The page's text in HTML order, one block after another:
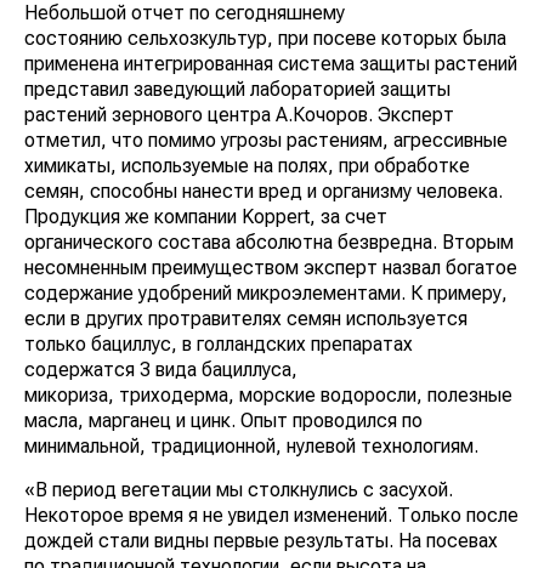
Небольшой отчет по сегодняшнему
состоянию сельхозкультур, при посеве которых была
применена интегрированная система защиты растений
представил заведующий лабораторией защиты
растений зернового центра А.Кочоров. Эксперт
отметил, что помимо угрозы растениям, агрессивные
химикаты, используемые на полях, при обработке
семян, способны нанести вред и организму человека.
Продукция же компании Koppert, за счет
органического состава абсолютна безвредна. Вторым
несомненным преимуществом эксперт назвал богатое
содержание удобрений микроэлементами. К примеру,
если в других протравителях семян используется
только бациллус, в голландских препаратах
содержатся 3 вида бациллуса,
микориза, триходерма, морские водоросли, полезные
масла, марганец и цинк. Опыт проводился по
минимальной, традиционной, нулевой технологиям.
«В период вегетации мы столкнулись с засухой.
Некоторое время я не увидел изменений. Только после
дождей стали видны первые результаты. На посевах